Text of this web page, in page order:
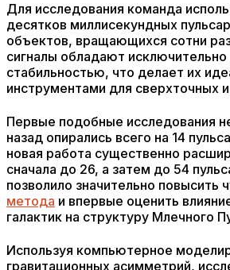
Для исследования команда
десятков миллисекундных
объектов, вращающихся сотни
сигналы обладают
стабильностью, что делает их
инструментами для сверхточных
Первые подобные исследования
назад опирались всего на 14
новая работа существенно
сначала до 26, а затем до 54
позволило значительно повысить
метода и впервые оценить
галактик на структуру Млечного
Используя компьютерное
гравитационных асимметрий,